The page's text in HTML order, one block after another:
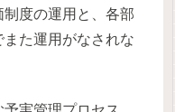
度の運用と、各部
た運用がなされな